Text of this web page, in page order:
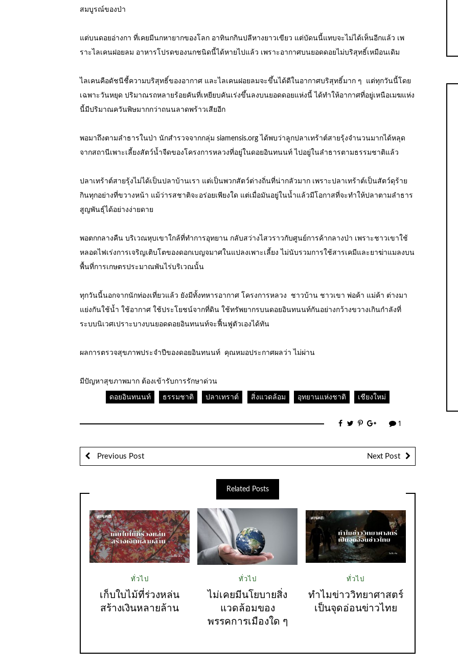
สมบูรณ์ของป่า
แต่บนดอยอ่างกา ที่เคยมีนกหายากของโลก อาทินกกินปลีหางยาวเขียว แต่บัดนนี้แทบจะไม่ได้เห็นอีกแล้ว เพ
ราะไลเคนฝอยลม อาหารโปรดของนกชนิดนี้ได้หายไปแล้ว เพราะอากาศบนยอดดอยไม่บริสุทธิ์เหมือนเดิม
ไลเคนคือดัชนีชี้ความบริสุทธิ์ของอากาศ และไลเคนฝอยลมจะขึ้นได้ดีในอากาศบริสุทธิ์มาก ๆ แต่ทุกวันนี้โดย
เฉพาะวันหยุด ปริมาณรถหลายร้อยคันที่เหยียบคันเร่งขึ้นลงบนยอดดอยแห่งนี้ ได้ทำให้อากาศที่อยู่เหนือเมฆแห่ง
นี้มีปริมาณควันพิษมากกว่าถนนลาดพร้าวเสียอีก
พอมาถึงตามลำธารในป่า นักสำรวจจากกลุ่ม siamensis.org ได้พบว่าลูกปลาเทร้าต์สายรุ้งจำนวนมากได้หลุด
จากสถานีเพาะเลี้ยงสัตว์น้ำจืดของโครงการหลวงที่อยู่ในดอยอินทนนท์ ไปอยู่ในลำธารตามธรรมชาติแล้ว
ปลาเทร้าต์สายรุ้งไม่ได้เป็นปลาบ้านเรา แต่เป็นพวกสัตว์ต่างถิ่นที่น่ากลัวมาก เพราะปลาเทร้าต์เป็นสัตว์ดุร้าย
กินทุกอย่างที่ขวางหน้า แม้ว่ารสชาติจะอร่อยเพียงใด แต่เมื่อมันอยู่ในน้ำแล้วมีโอกาสที่จะทำให้ปลาตามลำธาร
สูญพันธุ์ได้อย่างง่ายดาย
พอตกกลางคืน บริเวณหุบเขาใกล้ที่ทำการอุทยาน กลับสว่างไสวราวกับศูนย์การค้ากลางป่า เพราะชาวเขาใช้
หลอดไฟเร่งการเจริญเติบโตของดอกเบญจมาศในแปลงเพาะเลี้ยง ไม่นับรวมการใช้สารเคมีและยาฆ่าแมลงบน
พื้นที่การเกษตรประมาณพันไร่บริเวณนั้น
ทุกวันนี้นอกจากนักท่องเที่ยวแล้ว ยังมีทั้งทหารอากาศ โครงการหลวง ชาวบ้าน ชาวเขา พ่อค้า แม่ค้า ต่างมา
แย่งกันใช้น้ำ ใช้อากาศ ใช้ประโยชน์จากที่ดิน ใช้ทรัพยากรบนดอยอินทนนท์กันอย่างกว้างขวางเกินกำลังที่
ระบบนิเวศเปราะบางบนยอดดอยอินทนนท์จะฟื้นฟูตัวเองได้ทัน
ผลการตรวจสุขภาพประจำปีของดอยอินทนนท์ คุณหมอประกาศผลว่า ไม่ผ่าน
มีปัญหาสุขภาพมาก ต้องเข้ารับการรักษาด่วน
ดอยอินทนนท์ ธรรมชาติ ปลาเทราต์ สิ่งแวดล้อม อุทยานแห่งชาติ เชียงใหม่
1
Previous Post Next Post
Related Posts
ทั่วไป
เก็บใบไม้ที่ร่วงหล่น
สร้างเงินหลายล้าน
ทั่วไป
ไม่เคยมีนโยบายสิ่ง
แวดล้อมของ
พรรคการเมืองใด ๆ
ทั่วไป
ทำไมข่าววิทยาศาสตร์
เป็นจุดอ่อนข่าวไทย